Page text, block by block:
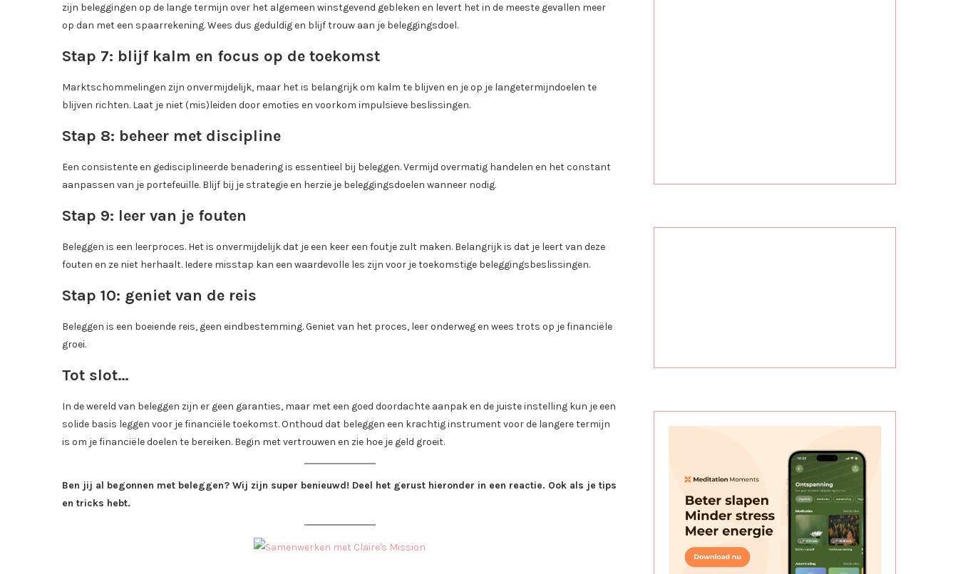
zijn beleggingen op de lange termijn over het algemeen winstgevend gebleken en levert het in de meeste gevallen meer
op dan met een spaarrekening. Wees dus geduldig en blijf trouw aan je beleggingsdoel.
Stap 7: blijf kalm en focus op de toekomst
Marktschommelingen zijn onvermijdelijk, maar het is belangrijk om kalm te blijven en je op je langetermijndoelen te
blijven richten. Laat je niet (mis)leiden door emoties en voorkom impulsieve beslissingen.
Stap 8: beheer met discipline
Een consistente en gedisciplineerde benadering is essentieel bij beleggen. Vermijd overmatig handelen en het constant
aanpassen van je portefeuille. Blijf bij je strategie en herzie je beleggingsdoelen wanneer nodig.
Stap 9: leer van je fouten
Beleggen is een leerproces. Het is onvermijdelijk dat je een keer een foutje zult maken. Belangrijk is dat je leert van deze
fouten en ze niet herhaalt. Iedere misstap kan een waardevolle les zijn voor je toekomstige beleggingsbeslissingen.
Stap 10: geniet van de reis
Beleggen is een boeiende reis, geen eindbestemming. Geniet van het proces, leer onderweg en wees trots op je financiële
groei.
Tot slot…
In de wereld van beleggen zijn er geen garanties, maar met een goed doordachte aanpak en de juiste instelling kun je een
solide basis leggen voor je financiële toekomst. Onthoud dat beleggen een krachtig instrument voor de langere termijn
is om je financiële doelen te bereiken. Begin met vertrouwen en zie hoe je geld groeit.
Ben jij al begonnen met beleggen? Wij zijn super benieuwd! Deel het gerust hieronder in een reactie. Ook als je tips
en tricks hebt.